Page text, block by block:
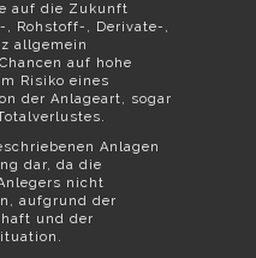
auf die Zukunft
Rohstoff-, Derivate-,
allgemein
auf hohe
Risiko eines
der Anlageart, sogar
Anlagen
dar, da die
nicht
aufgrund der
und der